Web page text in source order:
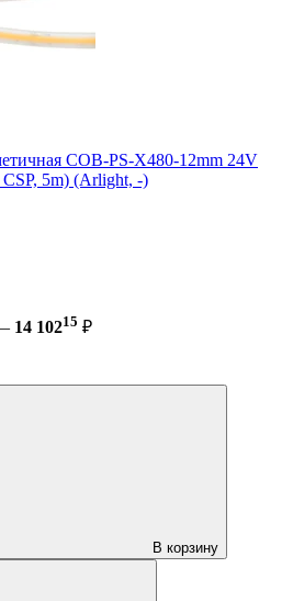
COB-PS-X480-12mm 24V
5m) (Arlight, -)
14 10215 ₽
В корзину